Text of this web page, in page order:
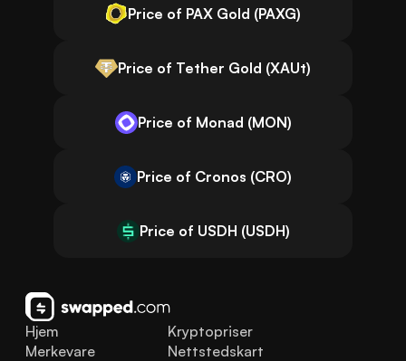
Price of PAX Gold (PAXG)
Price of Tether Gold (XAUt)
Price of Monad (MON)
Price of Cronos (CRO)
Price of USDH (USDH)
Hjem
Merkevare
Kryptopriser
Nettstedskart